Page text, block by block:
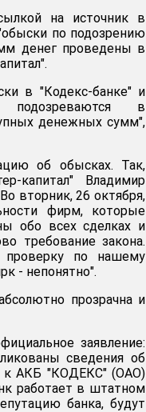
на источник в
по подозрению
денег проведены в
в "Кодекс-банке" и
подозреваются в
денежных сумм",
об обысках. Так,
капитал" Владимир
вторник, 26 октября,
фирм, которые
обо всех сделках и
требование закона.
проверку по нашему
- непонятно".
прозрачна и
заявление:
сведения об
к АКБ "КОДЕКС" (ОАО)
работает в штатном
банка, будут